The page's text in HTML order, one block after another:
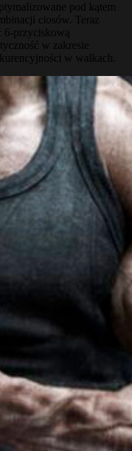
pod kątem
ciosów. Teraz
6-przyciskową
w zakresie
w walkach.